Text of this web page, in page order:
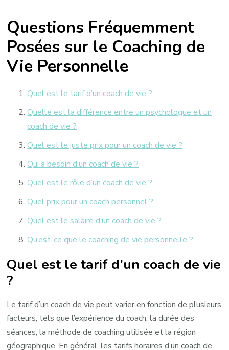
Questions Fréquemment
Posées sur le Coaching de
Vie Personnelle
Quel est le tarif d’un coach de vie ?
Quelle est la différence entre un psychologue et un
coach de vie ?
Quel est le juste prix pour un coach de vie ?
Qui a besoin d’un coach de vie ?
Quel est le rôle d’un coach de vie ?
Quel prix pour un coach personnel ?
Quel est le salaire d’un coach de vie ?
Qu’est-ce que le coaching de vie personnelle ?
Quel est le tarif d’un coach de vie
?
Le tarif d’un coach de vie peut varier en fonction de plusieurs
facteurs, tels que l’expérience du coach, la durée des
séances, la méthode de coaching utilisée et la région
géographique. En général, les tarifs horaires d’un coach de